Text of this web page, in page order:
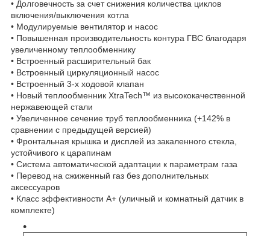
• Долговечность за счет снижения количества циклов
включения/выключения котла
• Модулируемые вентилятор и насос
• Повышенная производительность контура ГВС благодаря
увеличенному теплообменнику
• Встроенный расширительный бак
• Встроенный циркуляционный насос
• Встроенный 3-х ходовой клапан
• Новый теплообменник XtraTech™ из высококачественной
нержавеющей стали
• Увеличенное сечение труб теплообменника (+142% в
сравнении с предыдущей версией)
• Фронтальная крышка и дисплей из закаленного стекла,
устойчивого к царапинам
• Система автоматической адаптации к параметрам газа
• Перевод на сжиженный газ без дополнительных
аксессуаров
• Класс эффективности А+ (уличный и комнатный датчик в
комплекте)